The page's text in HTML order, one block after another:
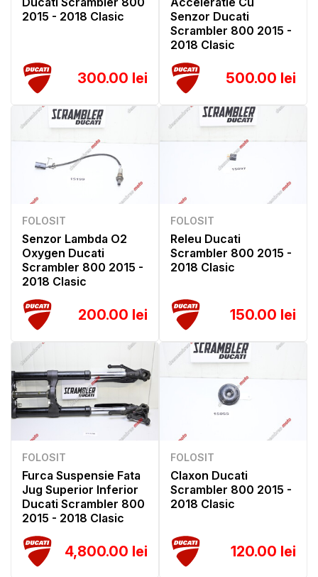
2015 - 2018 Clasic
300.00 lei
Senzor Ducati
Scrambler 800 2015 -
2018 Clasic
500.00 lei
FOLOSIT
Senzor Lambda O2
Oxygen Ducati
Scrambler 800 2015 -
2018 Clasic
200.00 lei
FOLOSIT
Releu Ducati
Scrambler 800 2015 -
2018 Clasic
150.00 lei
FOLOSIT
Furca Suspensie Fata
Jug Superior Inferior
Ducati Scrambler 800
2015 - 2018 Clasic
4,800.00 lei
FOLOSIT
Claxon Ducati
Scrambler 800 2015 -
2018 Clasic
120.00 lei